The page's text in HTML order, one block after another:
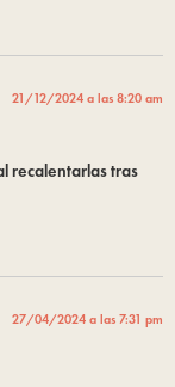
21/12/2024 a las 8:20 am
recalentarlas tras
27/04/2024 a las 7:31 pm